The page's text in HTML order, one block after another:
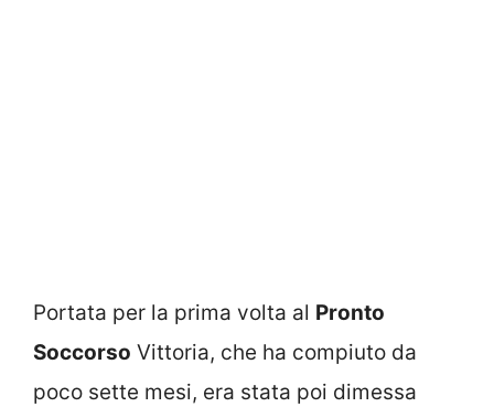
Portata per la prima volta al Pronto
Soccorso Vittoria, che ha compiuto da
poco sette mesi, era stata poi dimessa